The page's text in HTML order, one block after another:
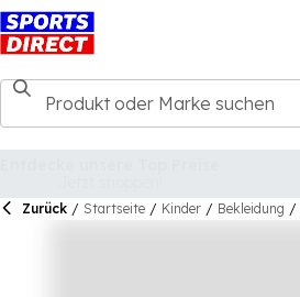
Zurück / Startseite / Kinder / Bekleidung /